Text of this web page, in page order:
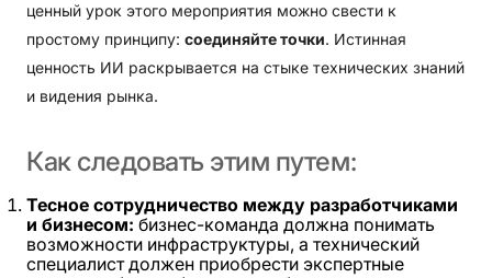
ценный урок этого мероприятия можно свести к
простому принципу: соединяйте точки. Истинная
ценность ИИ раскрывается на стыке технических знаний
и видения рынка.
Как следовать этим путем:
Тесное сотрудничество между разработчиками
и бизнесом: бизнес-команда должна понимать
возможности инфраструктуры, а технический
специалист должен приобрести экспертные